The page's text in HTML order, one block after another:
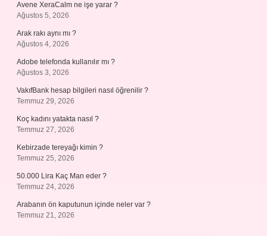
Avene XeraCalm ne işe yarar ?
Ağustos 5, 2026
Arak rakı aynı mı ?
Ağustos 4, 2026
Adobe telefonda kullanılır mı ?
Ağustos 3, 2026
VakıfBank hesap bilgileri nasıl öğrenilir ?
Temmuz 29, 2026
Koç kadını yatakta nasıl ?
Temmuz 27, 2026
Kebirzade tereyağı kimin ?
Temmuz 25, 2026
50.000 Lira Kaç Man eder ?
Temmuz 24, 2026
Arabanın ön kaputunun içinde neler var ?
Temmuz 21, 2026